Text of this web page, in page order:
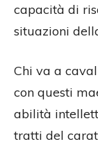
capacità di
situazioni
Chi va a
con questi
abilità
tratti del